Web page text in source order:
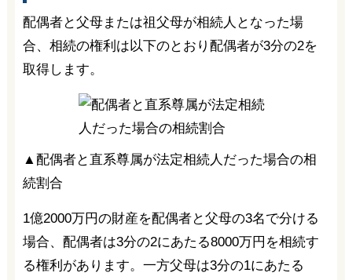
配偶者と父母または祖父母が相続人となった場
合、相続の権利は以下のとおり配偶者が3分の2を
取得します。
▲配偶者と直系尊属が法定相続人だった場合の相
続割合
1億2000万円の財産を配偶者と父母の3名で分ける
場合、配偶者は3分の2にあたる8000万円を相続す
る権利があります。一方父母は3分の1にあたる